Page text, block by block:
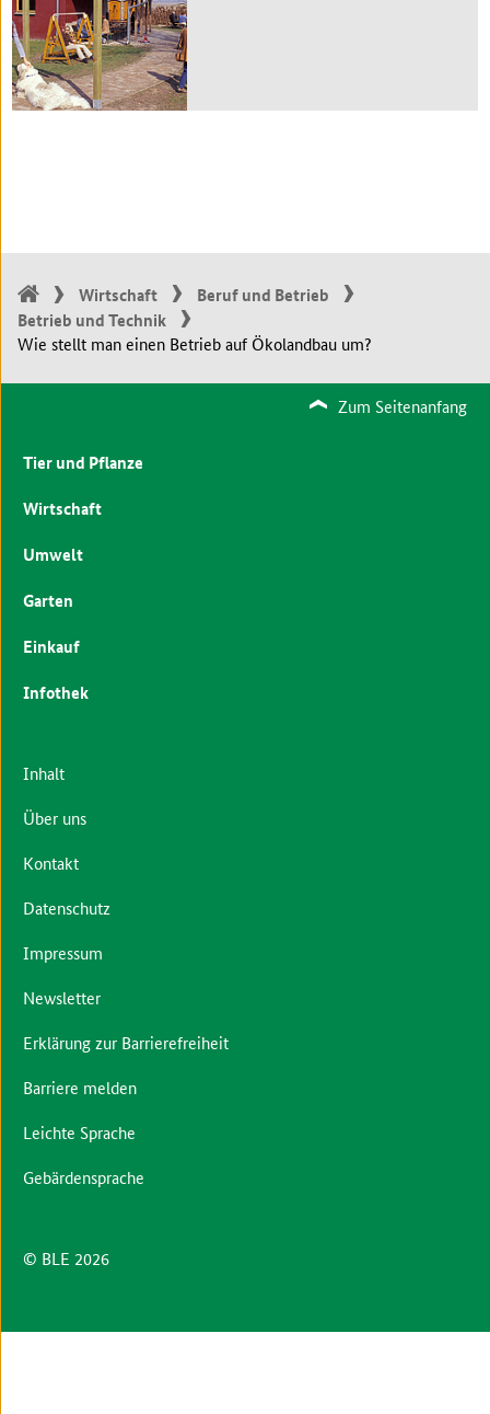
Wirtschaft
Beruf und Betrieb
Betrieb und Technik
Wie stellt man einen Betrieb auf Ökolandbau um?
Zum Seitenanfang
Tier und Pflanze
Wirtschaft
Umwelt
Garten
Einkauf
Infothek
© BLE 2026
Inhalt
Über uns
Kontakt
Datenschutz
Impressum
Newsletter
Erklärung zur Barrierefreiheit
Barriere melden
Leichte Sprache
Gebärdensprache